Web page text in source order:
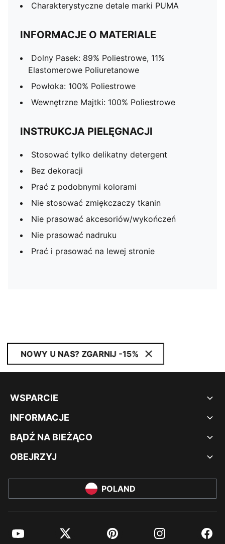
Charakterystyczne detale marki PUMA
INFORMACJE O MATERIALE
Dolny Pasek: 89% Poliestrowe, 11%
Elastomerowe Poliuretanowe
Powłoka: 100% Poliestrowe
Wewnętrzne Majtki: 100% Poliestrowe
INSTRUKCJA PIELĘGNACJI
Stosować tylko delikatny detergent
Bez dekoracji
Prać z podobnymi kolorami
Nie stosować zmiękczaczy tkanin
Nie prasować akcesoriów/wykończeń
Nie prasować nadruku
Prać i prasować na lewej stronie
NOWY U NAS? ZGARNIJ -15%
WSPARCIE
INFORMACJE
BĄDŹ NA BIEŻĄCO
OBEJRZYJ
POLAND
YouTube Twitter Pinterest Instagram